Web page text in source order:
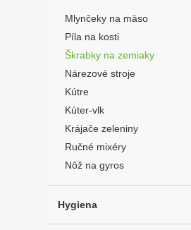
Mlynčeky na mäso
Píla na kosti
Škrabky na zemiaky
Nárezové stroje
Kútre
Kúter-vlk
Krájače zeleniny
Ručné mixéry
Nôž na gyros
Hygiena